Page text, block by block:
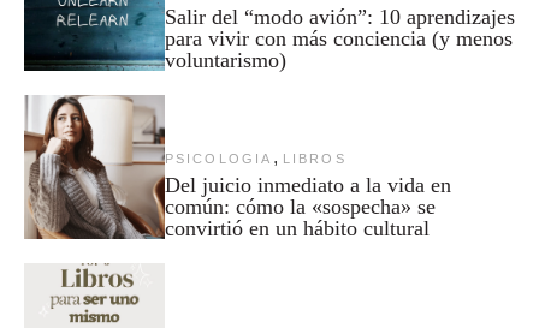
Salir del “modo avión”: 10 aprendizajes
para vivir con más conciencia (y menos
voluntarismo)
PSICOLOGIA , LIBROS
Del juicio inmediato a la vida en
común: cómo la «sospecha» se
convirtió en un hábito cultural